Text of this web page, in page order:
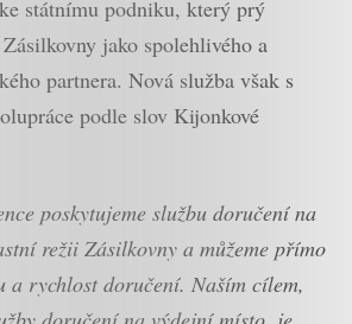
státnímu podniku, který prý
jako spolehlivého a
partnera. Nová služba však s
podle slov Kijonkové
poskytujeme službu doručení na
režii Zásilkovny a můžeme přímo
rychlost doručení. Naším cílem,